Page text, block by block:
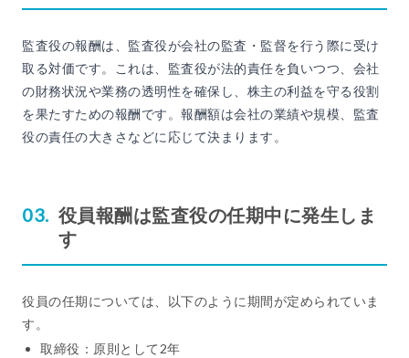
監査役の報酬は、監査役が会社の監査・監督を行う際に受け
取る対価です。これは、監査役が法的責任を負いつつ、会社
の財務状況や業務の透明性を確保し、株主の利益を守る役割
を果たすための報酬です。報酬額は会社の業績や規模、監査
役の責任の大きさなどに応じて決まります。
役員報酬は監査役の任期中に発生しま
す
役員の任期については、以下のように期間が定められていま
す。
取締役：原則として2年